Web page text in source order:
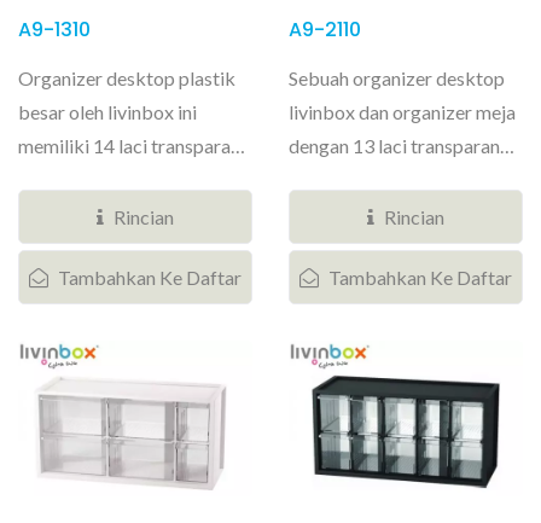
A9-1310
Organizer desktop plastik
besar oleh livinbox ini
memiliki 14 laci transparan
Rincian
Tambahkan Ke Daftar
A9-2110
Sebuah organizer desktop
livinbox dan organizer meja
dengan 13 laci transparan
kebutuhan...Rincian
Tambahkan Ke Daftar